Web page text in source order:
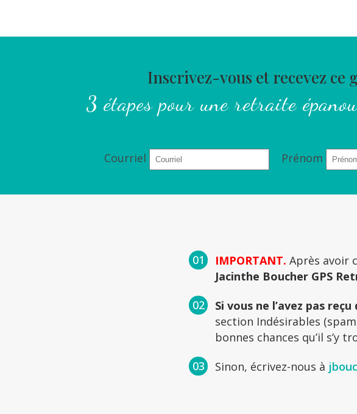
Inscrivez-vous et recevez ce
3 étapes pour une retraite
Courriel Prénom
IMPORTANT. Après avoir
Jacinthe Boucher GPS
Si vous ne l’avez pas
section Indésirables
bonnes chances qu’il s’y
Sinon, écrivez-nous à